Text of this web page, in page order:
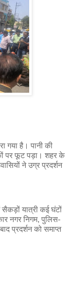
गया है। पानी की
पर फूट पड़ा। शहर के
ने उग्र प्रदर्शन
यात्री कई घंटों
नगर निगम, पुलिस-
प्रदर्शन को समाप्त